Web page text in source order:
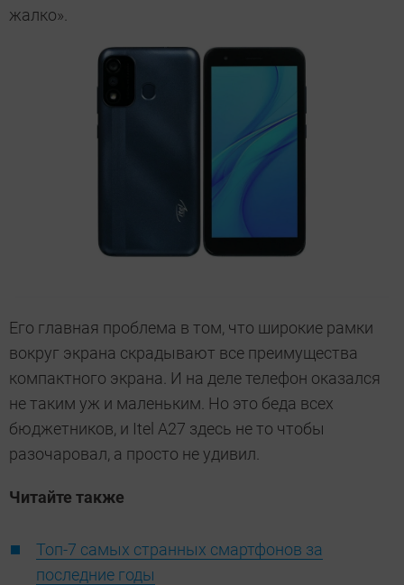
жалко».
Его главная проблема в том, что широкие рамки
вокруг экрана скрадывают все преимущества
компактного экрана. И на деле телефон оказался
не таким уж и маленьким. Но это беда всех
бюджетников, и Itel A27 здесь не то чтобы
разочаровал, а просто не удивил.
Читайте также
Топ-7 самых странных смартфонов за
последние годы